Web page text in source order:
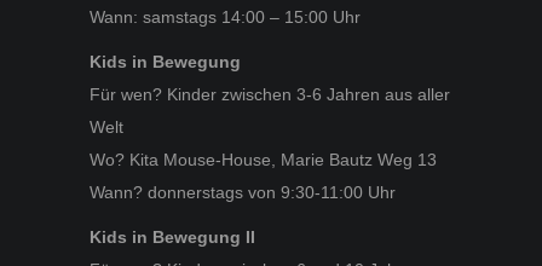
Wann: samstags 14:00 – 15:00 Uhr
Kids in Bewegung
Für wen? Kinder zwischen 3-6 Jahren aus aller
Welt
Wo? Kita Mouse-House, Marie Bautz Weg 13
Wann? donnerstags von 9:30-11:00 Uhr
Kids in Bewegung II